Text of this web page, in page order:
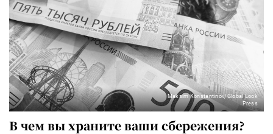
Maksim Konstantinov/Global Look
Press
В чем вы храните ваши сбережения?